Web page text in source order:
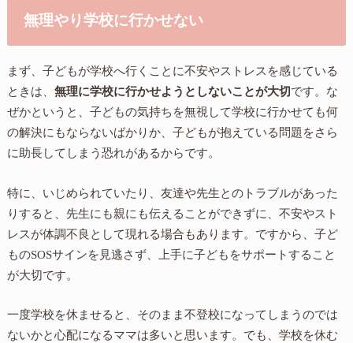
無理やり学校に行かせない
まず、子どもが学校へ行くことに不安やストレスを感じている
ときは、 無理に学校に行かせようとしないことが大切です。な
ぜかというと、子どもの気持ちを無視して学校に行かせても何
の解決にもならないばかりか、子どもが抱えている問題をさら
に助長してしまう恐れがあるからです。
特に、いじめられていたり、友達や先生とのトラブルがあった
りすると、先生にも親にも伝えることができずに、不安やスト
レスが体調不良として現れる場合もあります。ですから、子ど
ものSOSサインを見逃さず、上手に子どもをサポートすること
が大切です。
一度学校を休ませると、そのまま不登校になってしまうのでは
ないかと心配になるママは多いと思います。でも、学校を休む